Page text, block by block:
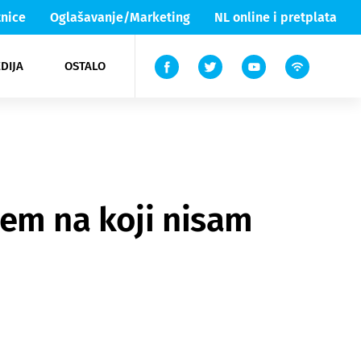
Oglašavanje/Marketing NL online i pretplata
OSTALO
Lika & Senj
TV
na koji nisam